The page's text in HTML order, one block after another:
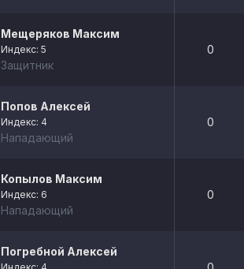
Мещеряков Максим
Индекс: 5
Защитник
0
Попов Алексей
Индекс: 4
Нападающий
0
Копылов Максим
Индекс: 6
Нападающий
0
Погребной Алексей